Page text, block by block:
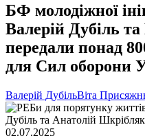
БФ молодіжної
Валерій Дубіль
передали понад
для Сил оборони
Валерій ДубільВіта
02.07.2025